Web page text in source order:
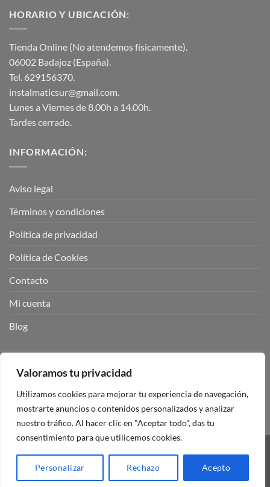
Valoramos tu privacidad
Utilizamos cookies para mejorar tu experiencia de navegación,
mostrarte anuncios o contenidos personalizados y analizar
nuestro tráfico. Al hacer clic en "Aceptar todo", das tu
consentimiento para que utilicemos cookies.
Personalizar Rechazo Acepto
HORARIO Y UBICACIÓN:
Tienda Online (No atendemos físicamente).
06002 Badajoz (España).
Tel. 629156370.
instalmaticsur@gmail.com.
Lunes a Viernes de 8.00h a 14.00h.
Tardes cerrado.
INFORMACIÓN:
Aviso legal
Términos y condiciones
Política de privacidad
Política de Cookies
Contacto
Mi cuenta
Blog
Visa PayPal Stripe MasterCard
Copyright 2026 ©Mando Garaje Universal Tienda Online España.